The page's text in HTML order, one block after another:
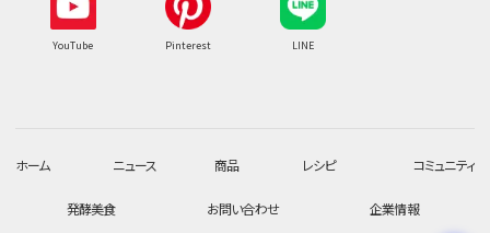
YouTube Pinterest LINE
ホーム ニュース 商品 レシピ コミュニティ
発酵美食 お問い合わせ 企業情報